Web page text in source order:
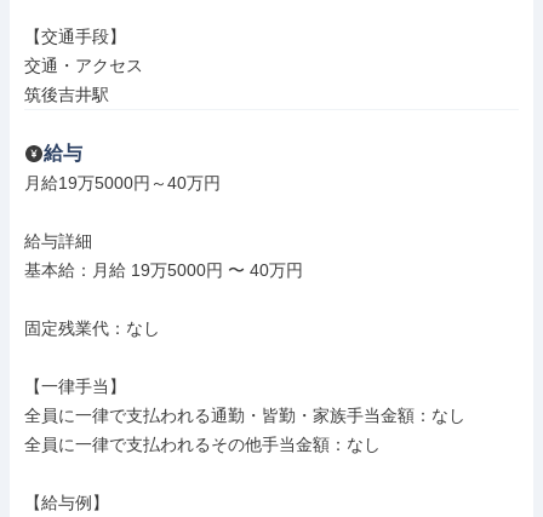
【交通手段】
交通・アクセス
筑後吉井駅
給与
月給19万5000円～40万円
給与詳細
基本給：月給 19万5000円 〜 40万円
固定残業代：なし
【一律手当】
全員に一律で支払われる通勤・皆勤・家族手当金額：なし
全員に一律で支払われるその他手当金額：なし
【給与例】